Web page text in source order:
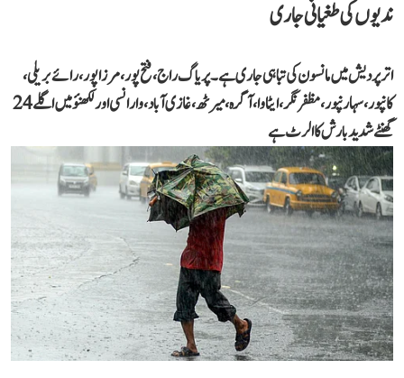
ندیوں کی طغیانی جاری
اتر پردیش میں مانسون کی تباہی جاری ہے۔ پریاگ راج، فتح پور، مرزا پور، رائے بریلی،
کانپور، سہارنپور، مظفر نگر، ایٹاوا، آگرہ، میرٹھ، غازی آباد، وارانسی اور لکھنؤ میں اگلے 24
گھنٹے شدید بارش کا الرٹ ہے